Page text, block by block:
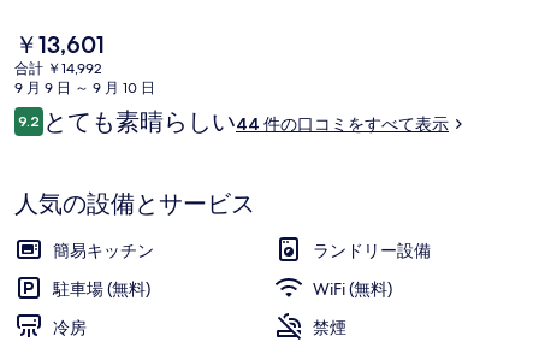
ト
の
写
ギ
ャ
ラ
リ
A棟 | 2 室のベッドルーム、デスク、
現
在
の
料
金
で
す
￥13,601
合計 ￥14,992
9 月 9 日 ～ 9 月 10 日
口
コ
9.210段階中9.2
とても素晴らしい44 件の口コミをすべて表示
人気の設備とサービス
簡易キッチン
ランドリー設備
駐車場 (無料)
WiFi (無料)
冷房
禁煙